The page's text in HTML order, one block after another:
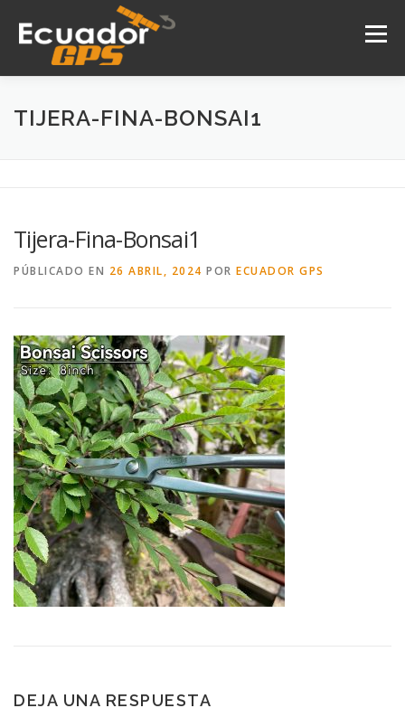
contenido
Menú
INICIO NOSOTROS PRODUCTOS
TIJERA-FINA-BONSAI1
Tijera-Fina-Bonsai1
PÚBLICADO EN 26 ABRIL, 2024 POR ECUADOR GPS
DEJA UNA RESPUESTA